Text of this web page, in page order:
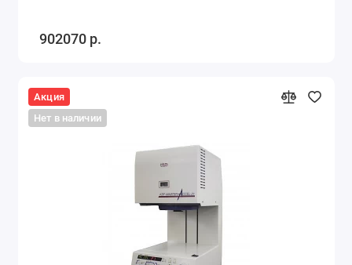
902070 р.
Акция
Нет в наличии